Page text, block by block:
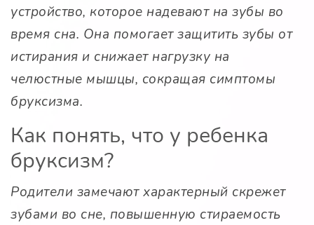
устройство, которое надевают на зубы во
время сна. Она помогает защитить зубы от
истирания и снижает нагрузку на
челюстные мышцы, сокращая симптомы
бруксизма.
Как понять, что у ребенка
бруксизм?
Родители замечают характерный скрежет
зубами во сне, повышенную стираемость